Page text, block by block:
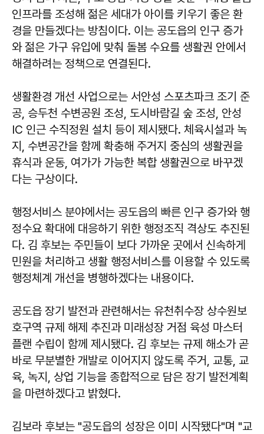
인프라를 조성해 젊은 세대가 아이를 키우기 좋은 환
경을 만들겠다는 방침이다. 이는 공도읍의 인구 증가
와 젊은 가구 유입에 맞춰 돌봄 수요를 생활권 안에서
해결하려는 정책으로 연결된다.
생활환경 개선 사업으로는 서안성 스포츠파크 조기 준
공, 승두천 수변공원 조성, 도시바람길 숲 조성, 안성
IC 인근 수직정원 설치 등이 제시됐다. 체육시설과 녹
지, 수변공간을 함께 확충해 주거지 중심의 생활권을
휴식과 운동, 여가가 가능한 복합 생활권으로 바꾸겠
다는 구상이다.
행정서비스 분야에서는 공도읍의 빠른 인구 증가와 행
정수요 확대에 대응하기 위한 행정조직 격상도 추진된
다. 김 후보는 주민들이 보다 가까운 곳에서 신속하게
민원을 처리하고 생활 행정서비스를 이용할 수 있도록
행정체계 개선을 병행하겠다는 내용이다.
공도읍 장기 발전과 관련해서는 유천취수장 상수원보
호구역 규제 해제 추진과 미래성장 거점 육성 마스터
플랜 수립이 함께 제시됐다. 김 후보는 규제 해소가 곧
바로 무분별한 개발로 이어지지 않도록 주거, 교통, 교
육, 녹지, 상업 기능을 종합적으로 담은 장기 발전계획
을 마련하겠다고 밝혔다.
김보라 후보는 "공도읍의 성장은 이미 시작됐다"며 "교